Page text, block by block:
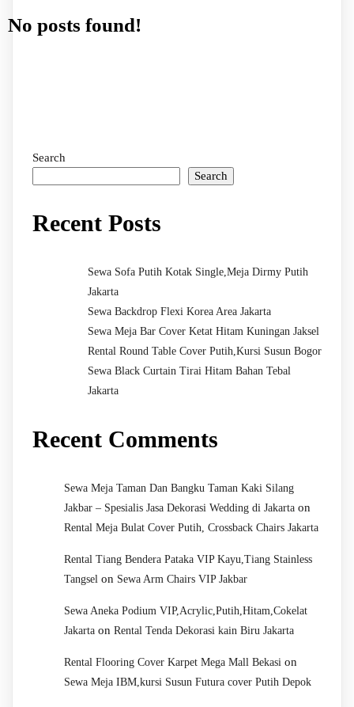
No posts found!
Search
Search
Recent Posts
Sewa Sofa Putih Kotak Single,Meja Dirmy Putih
Jakarta
Sewa Backdrop Flexi Korea Area Jakarta
Sewa Meja Bar Cover Ketat Hitam Kuningan Jaksel
Rental Round Table Cover Putih,Kursi Susun Bogor
Sewa Black Curtain Tirai Hitam Bahan Tebal
Jakarta
Recent Comments
Sewa Meja Taman Dan Bangku Taman Kaki Silang
Jakbar – Spesialis Jasa Dekorasi Wedding di Jakarta on
Rental Meja Bulat Cover Putih, Crossback Chairs Jakarta
Rental Tiang Bendera Pataka VIP Kayu,Tiang Stainless
Tangsel on Sewa Arm Chairs VIP Jakbar
Sewa Aneka Podium VIP,Acrylic,Putih,Hitam,Cokelat
Jakarta on Rental Tenda Dekorasi kain Biru Jakarta
Rental Flooring Cover Karpet Mega Mall Bekasi on
Sewa Meja IBM,kursi Susun Futura cover Putih Depok